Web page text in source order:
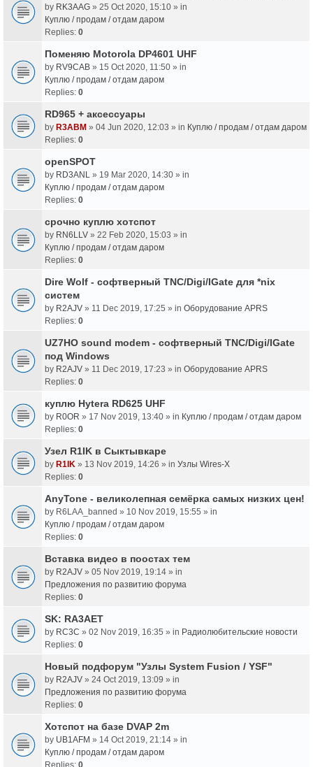
by RK3AAG » 25 Oct 2020, 15:10 » in
Куплю / продам / отдам даром
Replies: 0
Поменяю Motorola DP4601 UHF
by RV9CAB » 15 Oct 2020, 11:50 » in
Куплю / продам / отдам даром
Replies: 0
RD965 + аксессуары
by R3ABM » 04 Jun 2020, 12:03 » in Куплю / продам / отдам даром
Replies: 0
openSPOT
by RD3ANL » 19 Mar 2020, 14:30 » in
Куплю / продам / отдам даром
Replies: 0
срочно куплю хотспот
by RN6LLV » 22 Feb 2020, 15:03 » in
Куплю / продам / отдам даром
Replies: 0
Dire Wolf - cофтверный TNC/Digi/IGate для *nix
систем
by R2AJV » 11 Dec 2019, 17:25 » in Оборудование APRS
Replies: 0
UZ7HO sound modem - cофтверный TNC/Digi/IGate
под Windows
by R2AJV » 11 Dec 2019, 17:23 » in Оборудование APRS
Replies: 0
куплю Hytera RD625 UHF
by R0OR » 17 Nov 2019, 13:40 » in Куплю / продам / отдам даром
Replies: 0
Узел R1IK в Сыктывкаре
by R1IK » 13 Nov 2019, 14:26 » in Узлы Wires-X
Replies: 0
AnyTone - великолепная семёрка самых низких цен!
by R6LAA_banned » 10 Nov 2019, 15:55 » in
Куплю / продам / отдам даром
Replies: 0
Вставка видео в поостах тем
by R2AJV » 05 Nov 2019, 19:14 » in
Предложения по развитию форума
Replies: 0
SK: RA3AET
by RC3C » 02 Nov 2019, 16:35 » in Радиолюбительские новости
Replies: 0
Новый подфорум "Узлы System Fusion / YSF"
by R2AJV » 24 Oct 2019, 13:09 » in
Предложения по развитию форума
Replies: 0
Хотспот на базе DVAP 2m
by UB1AFM » 14 Oct 2019, 21:14 » in
Куплю / продам / отдам даром
Replies: 0